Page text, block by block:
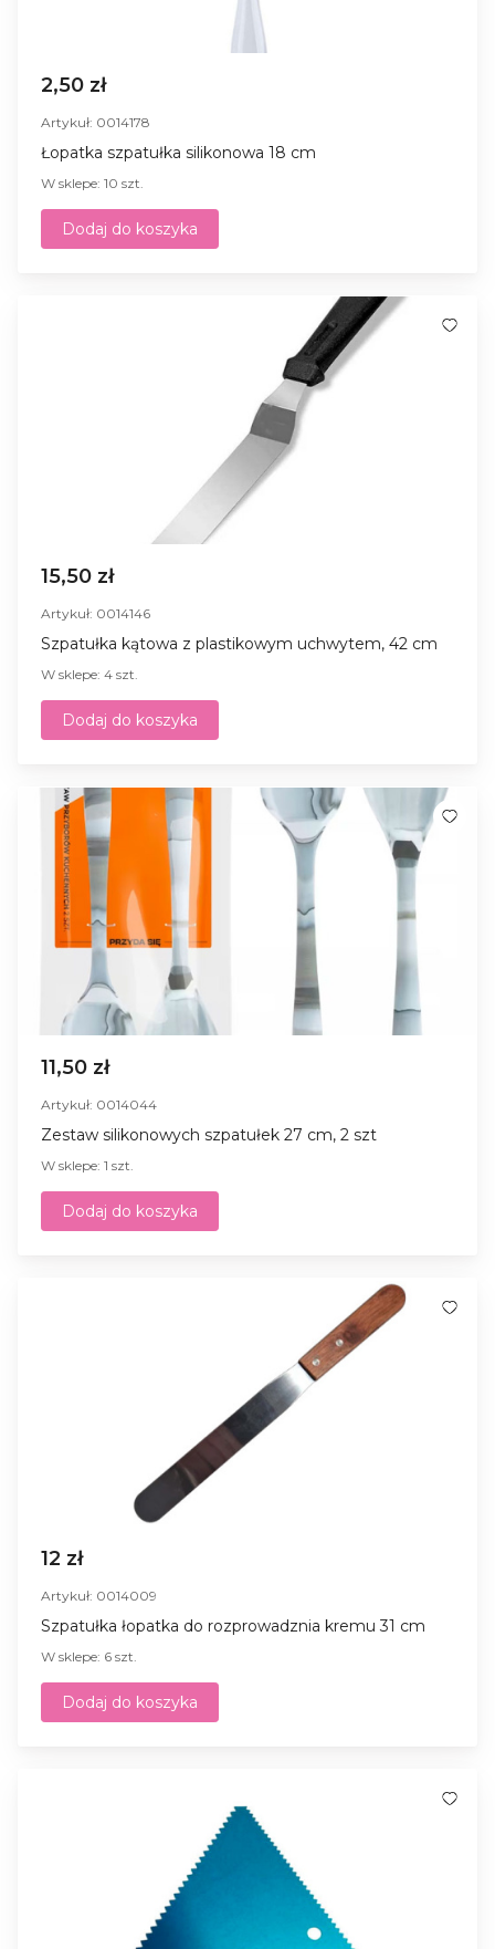
2,50 zł
Artykuł: 0014178
Łopatka szpatułka silikonowa 18 cm
W sklepe: 10 szt.
Dodaj do koszyka
15,50 zł
Artykuł: 0014146
Szpatułka kątowa z plastikowym uchwytem, 42 cm
W sklepe: 4 szt.
Dodaj do koszyka
11,50 zł
Artykuł: 0014044
Zestaw silikonowych szpatułek 27 cm, 2 szt
W sklepe: 1 szt.
Dodaj do koszyka
12 zł
Artykuł: 0014009
Szpatułka łopatka do rozprowadznia kremu 31 cm
W sklepe: 6 szt.
Dodaj do koszyka